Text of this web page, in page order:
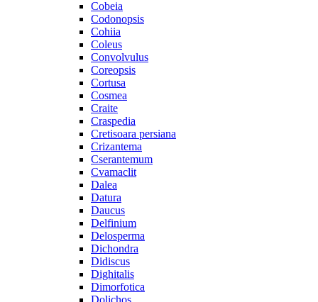
Cobeia
Codonopsis
Cohiia
Coleus
Convolvulus
Coreopsis
Cortusa
Cosmea
Craite
Craspedia
Cretisoara persiana
Crizantema
Cserantemum
Cvamaclit
Dalea
Datura
Daucus
Delfinium
Delosperma
Dichondra
Didiscus
Dighitalis
Dimorfotica
Dolichos